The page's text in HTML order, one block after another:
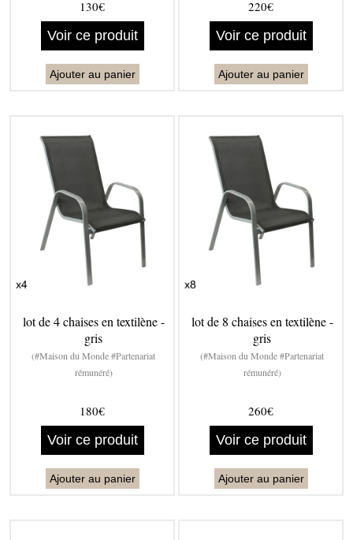
130€
Voir ce produit
Ajouter au panier
220€
Voir ce produit
Ajouter au panier
lot de 4 chaises en textilène -
gris
(#Maison du Monde #Partenariat
rémunéré)
180€
Voir ce produit
Ajouter au panier
lot de 8 chaises en textilène -
gris
(#Maison du Monde #Partenariat
rémunéré)
260€
Voir ce produit
Ajouter au panier